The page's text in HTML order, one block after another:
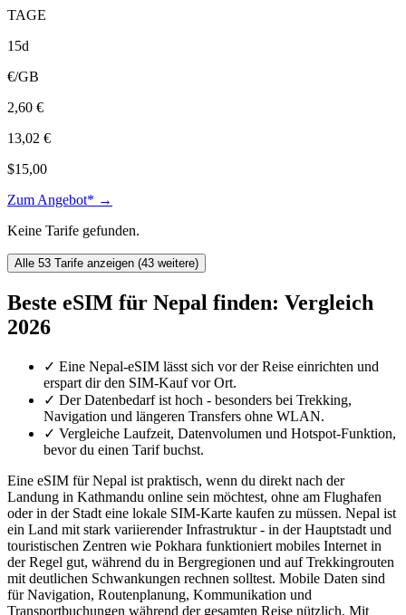
TAGE
15d
€/GB
2,60 €
13,02 €
$15,00
Zum Angebot* →
Keine Tarife gefunden.
Alle 53 Tarife anzeigen (43 weitere)
Beste eSIM für Nepal finden: Vergleich
2026
✓ Eine Nepal-eSIM lässt sich vor der Reise einrichten und
erspart dir den SIM-Kauf vor Ort.
✓ Der Datenbedarf ist hoch - besonders bei Trekking,
Navigation und längeren Transfers ohne WLAN.
✓ Vergleiche Laufzeit, Datenvolumen und Hotspot-Funktion,
bevor du einen Tarif buchst.
Eine eSIM für Nepal ist praktisch, wenn du direkt nach der
Landung in Kathmandu online sein möchtest, ohne am Flughafen
oder in der Stadt eine lokale SIM-Karte kaufen zu müssen. Nepal ist
ein Land mit stark variierender Infrastruktur - in der Hauptstadt und
touristischen Zentren wie Pokhara funktioniert mobiles Internet in
der Regel gut, während du in Bergregionen und auf Trekkingrouten
mit deutlichen Schwankungen rechnen solltest. Mobile Daten sind
für Navigation, Routenplanung, Kommunikation und
Transportbuchungen während der gesamten Reise nützlich. Mit